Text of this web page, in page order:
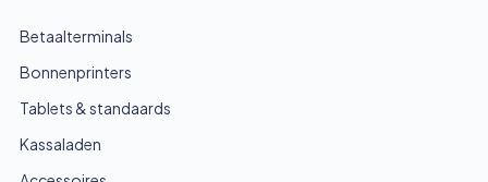
Betaalterminals
Bonnenprinters
Tablets & standaards
Kassaladen